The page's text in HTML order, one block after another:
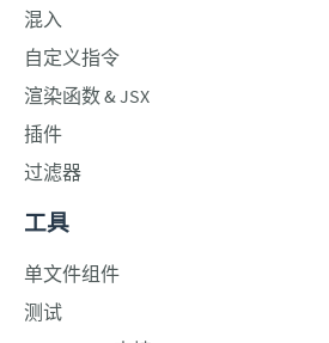
混入
自定义指令
渲染函数 & JSX
插件
过滤器
工具
单文件组件
测试